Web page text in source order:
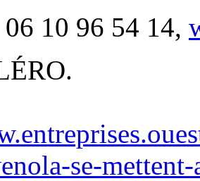
06 10 96 54 14,
se-